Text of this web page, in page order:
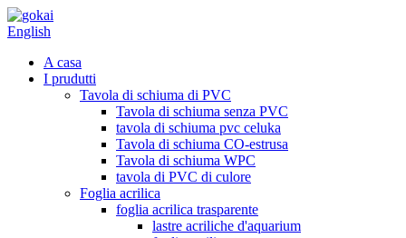
English
A casa
I prudutti
Tavola di schiuma di PVC
Tavola di schiuma senza PVC
tavola di schiuma pvc celuka
Tavola di schiuma CO-estrusa
Tavola di schiuma WPC
tavola di PVC di culore
Foglia acrilica
foglia acrilica trasparente
lastre acriliche d'aquarium